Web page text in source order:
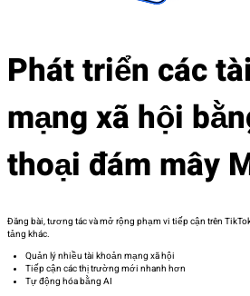
Phát triển các
mạng xã hội
thoại đám mây
Đăng bài, tương tác và mở rộng phạm vi tiếp cận trên
tảng khác.
Quản lý nhiều tài khoản mạng xã hội
Tiếp cận các thị trường mới nhanh hơn
Tự động hóa bằng AI